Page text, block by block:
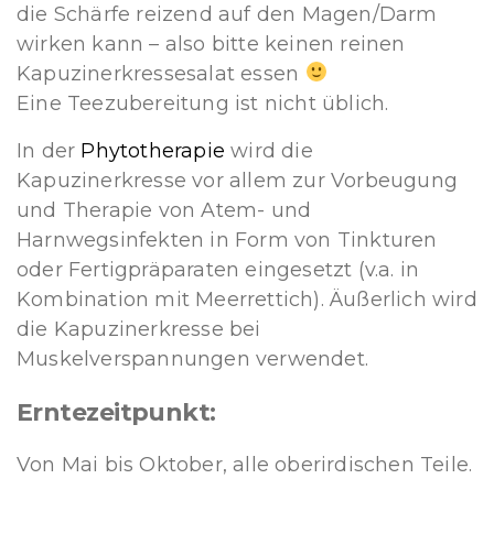
die Schärfe reizend auf den Magen/Darm
wirken kann – also bitte keinen reinen
Kapuzinerkressesalat essen
Eine Teezubereitung ist nicht üblich.
In der Phytotherapie wird die
Kapuzinerkresse vor allem zur Vorbeugung
und Therapie von Atem- und
Harnwegsinfekten in Form von Tinkturen
oder Fertigpräparaten eingesetzt (v.a. in
Kombination mit Meerrettich). Äußerlich wird
die Kapuzinerkresse bei
Muskelverspannungen verwendet.
Erntezeitpunkt:
Von Mai bis Oktober, alle oberirdischen Teile.